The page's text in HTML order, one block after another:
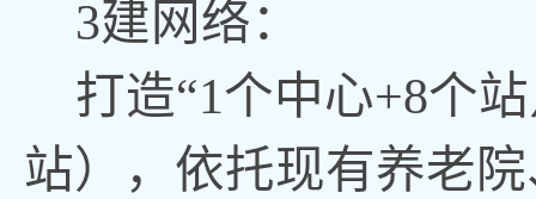
3建网络：
打造“1个中心+8个
站），依托现有养老